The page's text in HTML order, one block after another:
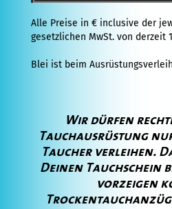
Historie
Alle Preise in € inclusive der
gesetzlichen MwSt. von derzeit
Blei ist beim
Wir dürfen
Tauchausrüstung
Taucher verleihen.
Deinen Tauchschein
vorzeigen